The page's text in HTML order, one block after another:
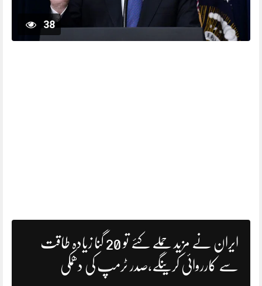
38
ایران نے مزید حملے کئے تو 20 گنا زیادہ طاقت
سے کارروائی کرینگے،صدر ٹرمپ کی دھمکی